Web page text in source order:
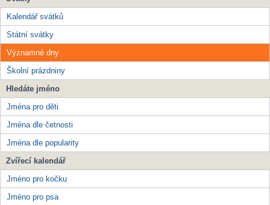
Kalendář svátků
Státní svátky
Významné dny
Školní prázdniny
Hledáte jméno
Jména pro děti
Jména dle četnosti
Jména dle popularity
Zvířecí kalendář
Jméno pro kočku
Jméno pro psa